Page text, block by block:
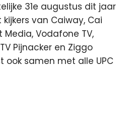
31e augustus dit jaar
van Caiway, Cai
Media, Vodafone TV,
Pijnacker en Ziggo
ook samen met alle UPC